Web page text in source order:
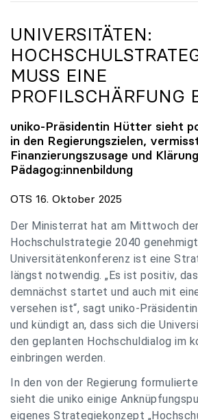
UNIVERSITÄTEN:
MUSS EINE
PROFILSCHÄRFUNG
uniko-Präsidentin Hütter sieht
in den Regierungszielen,
Finanzierungszusage und
Pädagog:innenbildung
OTS 16. Oktober 2025
Der Ministerrat hat am Mittwoch
Hochschulstrategie 2040
Universitätenkonferenz ist eine
längst notwendig. „Es ist positiv,
demnächst startet und auch mit
versehen ist“, sagt uniko-
und kündigt an, dass sich die
den geplanten Hochschuldialog im
einbringen werden.
In den von der Regierung
sieht die uniko einige
eigenes Strategiekonzept